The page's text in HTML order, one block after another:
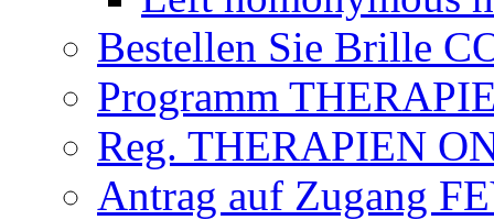
Bestellen Sie Brille
Programm
Reg. THERAPIEN
Antrag auf Zugang